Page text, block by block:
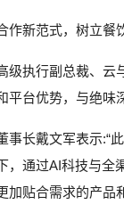
作新范式，树立餐
级执行副总裁、云
平台优势，与绝味
事长戴文军表示:“
，通过AI科技与全
加贴合需求的产品